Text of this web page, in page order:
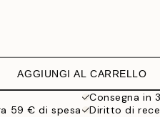
AGGIUNGI AL CARRELLO
Consegna in
59 € di spesa
Diritto di